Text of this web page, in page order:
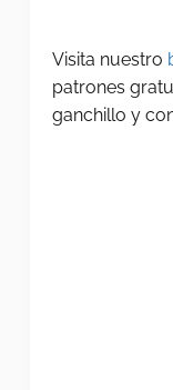
Visita nuestro
patrones
ganchillo y